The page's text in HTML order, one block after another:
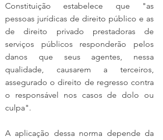
Constituição estabelece que "as
pessoas jurídicas de direito público e as
de direito privado prestadoras de
serviços públicos responderão pelos
danos que seus agentes, nessa
qualidade, causarem a terceiros,
assegurado o direito de regresso contra
o responsável nos casos de dolo ou
culpa".
A aplicação dessa norma depende da